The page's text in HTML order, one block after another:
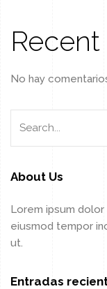
No hay
About Us
Lorem ipsum
eiusmod tempor
ut.
Entradas